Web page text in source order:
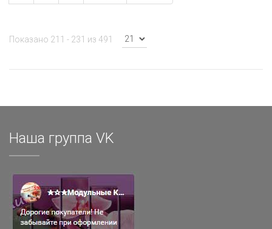
Показано 211 - 231 из 491
Наша группа VK